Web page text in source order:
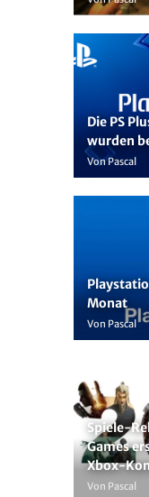
Die PS
wurden
Von Pascal
Monat
Von Pascal
Spiele-
Games
Xbox-
Von Pascal